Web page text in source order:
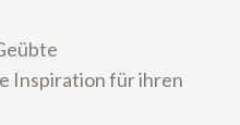
Inspiration für ihren